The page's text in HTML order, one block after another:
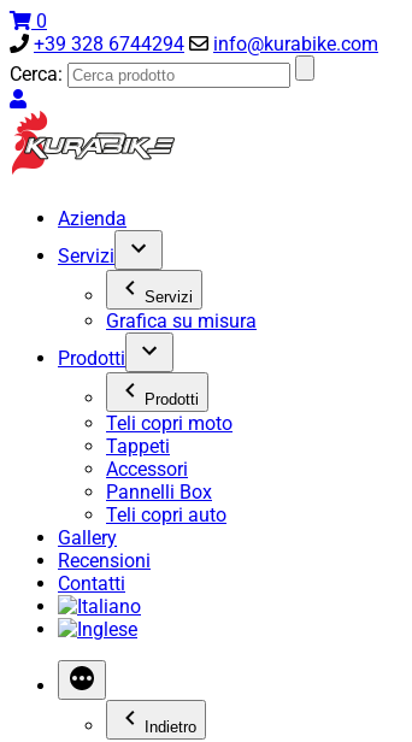
0
+39 328 6744294
info@kurabike.com
Cerca:
Azienda
Servizi
Servizi
Grafica su misura
Prodotti
Prodotti
Teli copri moto
Tappeti
Accessori
Pannelli Box
Teli copri auto
Gallery
Recensioni
Contatti
Indietro